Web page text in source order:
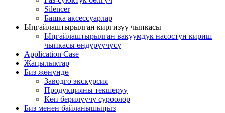
Silencer
Башка аксессуарлар
Ыңгайлаштырылган киргизүү чыпкасы
Ыңгайлаштырылган вакуумдук насостун кириш
чыпкасы өндүрүүчүсү
Application Case
Жаңылыктар
Биз жөнүндө
Заводго экскурсия
Продукцияны текшерүү
Көп берилүүчү суроолор
Биз менен байланышыңыз